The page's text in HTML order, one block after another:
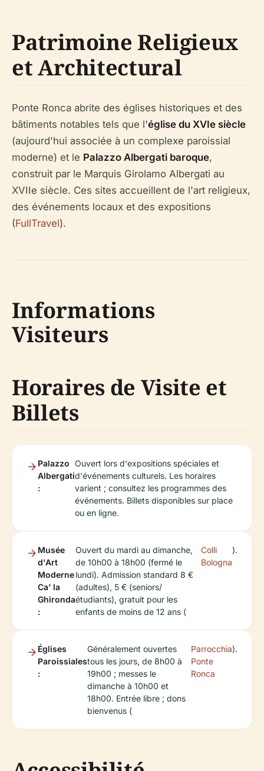
Patrimoine Religieux
et Architectural
Ponte Ronca abrite des églises historiques et des
bâtiments notables tels que l'église du XVIe siècle
(aujourd'hui associée à un complexe paroissial
moderne) et le Palazzo Albergati baroque,
construit par le Marquis Girolamo Albergati au
XVIIe siècle. Ces sites accueillent de l'art religieux,
des événements locaux et des expositions
(FullTravel).
Informations
Visiteurs
Horaires de Visite et
Billets
Palazzo
Albergati
:
Ouvert lors d'expositions spéciales et
d'événements culturels. Les horaires
varient ; consultez les programmes des
événements. Billets disponibles sur place
ou en ligne.
Musée
d'Art
Moderne
Ca’ la
Ghironda
:
Ouvert du mardi au dimanche,
de 10h00 à 18h00 (fermé le
lundi). Admission standard 8 €
(adultes), 5 € (seniors/
étudiants), gratuit pour les
enfants de moins de 12 ans (
Colli
Bologna
).
Églises
Paroissiales
:
Généralement ouvertes
tous les jours, de 8h00 à
19h00 ; messes le
dimanche à 10h00 et
18h00. Entrée libre ; dons
bienvenus (
Parrocchia
Ponte
Ronca
).